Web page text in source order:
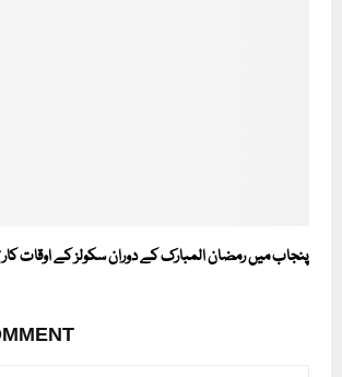
پنجاب میں رمضان المبارک کے دوران سکولز کے اوقات